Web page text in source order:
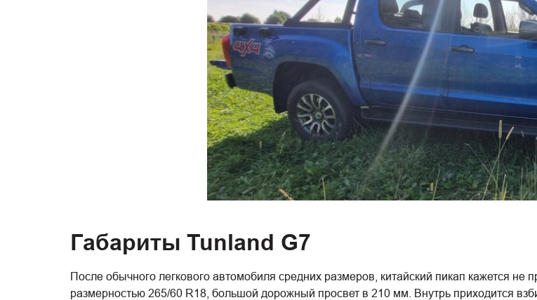
Габариты Tunland G7
После обычного легкового автомобиля средних размеров, китайский пикап кажется
размерностью 265/60 R18, большой дорожный просвет в 210 мм. Внутрь приходится